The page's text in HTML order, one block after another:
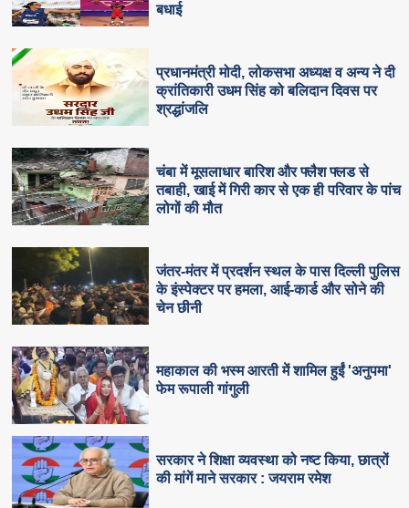
बधाई
प्रधानमंत्री मोदी, लोकसभा अध्यक्ष व अन्य ने दी
क्रांतिकारी उधम सिंह को बलिदान दिवस पर
श्रद्धांजलि
चंबा में मूसलाधार बारिश और फ्लैश फ्लड से
तबाही, खाई में गिरी कार से एक ही परिवार के पांच
लोगों की मौत
जंतर-मंतर में प्रदर्शन स्थल के पास दिल्ली पुलिस
के इंस्पेक्टर पर हमला, आई-कार्ड और सोने की
चेन छीनी
महाकाल की भस्म आरती में शामिल हुईं 'अनुपमा'
फेम रूपाली गांगुली
सरकार ने शिक्षा व्यवस्था को नष्ट किया, छात्रों
की मांगें माने सरकार : जयराम रमेश